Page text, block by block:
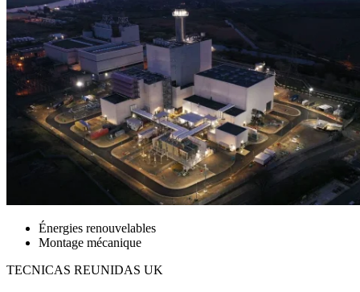
Énergies renouvelables
Montage mécanique
TECNICAS REUNIDAS UK